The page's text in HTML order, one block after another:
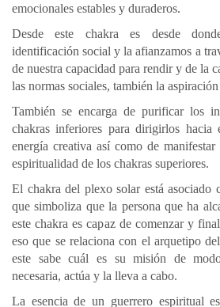
emocionales estables y duraderos.
Desde este chakra es desde
identificación social y la afianzamos a
de nuestra capacidad para rendir y de la
las normas sociales, también la
También se encarga de purificar los
chakras inferiores para dirigirlos hacia
energía creativa así como de
espiritualidad de los chakras superiores.
El chakra del plexo solar está asociado
que simboliza que la persona que ha
este chakra es capaz de comenzar y
eso que se relaciona con el arquetipo
este sabe cuál es su misión de
necesaria, actúa y la lleva a cabo.
La esencia de un guerrero espiritual